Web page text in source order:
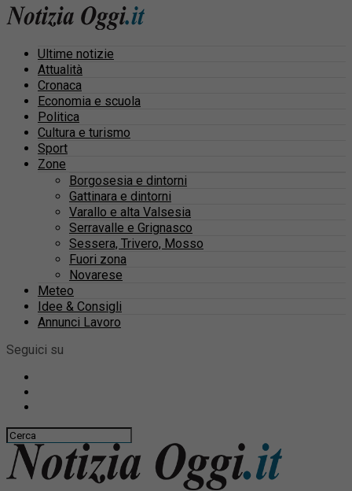
Ultime notizie
Attualità
Cronaca
Economia e scuola
Politica
Cultura e turismo
Sport
Zone
Borgosesia e dintorni
Gattinara e dintorni
Varallo e alta Valsesia
Serravalle e Grignasco
Sessera, Trivero, Mosso
Fuori zona
Novarese
Meteo
Idee & Consigli
Annunci Lavoro
Seguici su